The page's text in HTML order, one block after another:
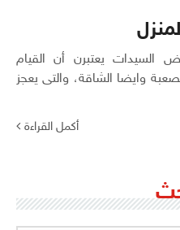
السيدات يعتبرن أن القيام
وايضا الشاقة، والتى يعجز
أكمل القراءة